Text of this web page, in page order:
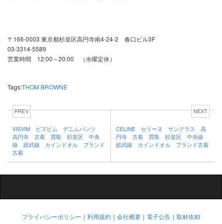
〒166-0003 東京都杉並区高円寺南4-24-2 春口ビル3F
03-3314-5589
営業時間 12:00～20:00 （水曜定休）
Tags:THOM BROWNE
PREV
VISVIM ビズビム デニムパンツ
高円寺 古着 買取 杉並区 中央
線 総武線 カインドオル ブランド
古着
NEXT
CELINE セリーヌ サングラス 高
円寺 古着 買取 杉並区 中央線
総武線 カインドオル ブランド古着
プライバシーポリシー ｜ 利用規約 ｜ 会社概要 ｜ 電子公告 ｜ 取材依頼